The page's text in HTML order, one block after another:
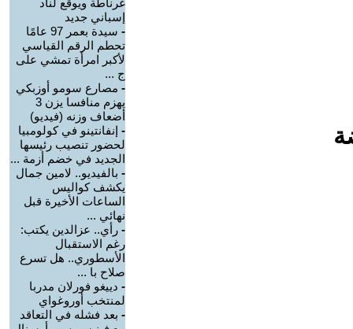
غرناطة ويوقع لناد
إسباني جديد
-
سيدة بعمر 97 عامًا
تحطم الرقم القياسي
لأكبر امرأة تمشي على
ج ...
- مصارع سومو أوزبكي
يهزم منافسا يزن 3
أضعاف وزنه (فيديو)
- إنفانتينو في كولومبيا
لحضور تنصيب رئيسها
الجديد في خضم أزمة ...
- بالفيديو.. لامين جمال
يكشف كواليس
الساعات الأخيرة قبل
نهائي ...
- رأي.. عزالدين يكتب:
رغم الاستقبال
الأسطوري.. هل تسرع
صلاح با ...
- دييغو فورلان مدربا
لمنتخب أوروغواي
- بعد فشله في التعاقد